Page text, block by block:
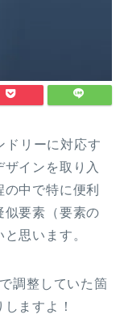
ドリーに対応す
インを取り入
中で特に便利
似要素（要素の
思います。
調整していた箇
ますよ！